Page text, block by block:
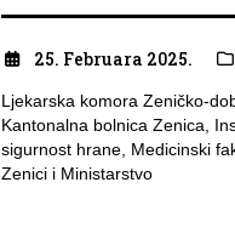
25. Februara 2025.
Ljekarska komora Zeničko-
Kantonalna bolnica Zenica,
sigurnost hrane, Medicinski
Zenici i Ministarstvo